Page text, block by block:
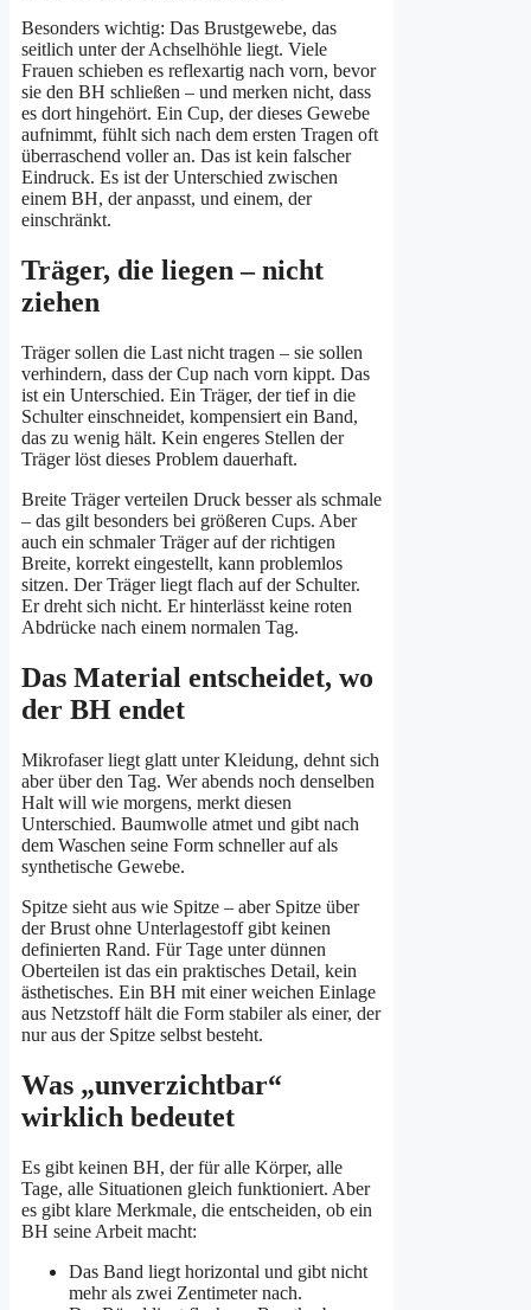
Besonders wichtig: Das Brustgewebe, das
seitlich unter der Achselhöhle liegt. Viele
Frauen schieben es reflexartig nach vorn, bevor
sie den BH schließen – und merken nicht, dass
es dort hingehört. Ein Cup, der dieses Gewebe
aufnimmt, fühlt sich nach dem ersten Tragen oft
überraschend voller an. Das ist kein falscher
Eindruck. Es ist der Unterschied zwischen
einem BH, der anpasst, und einem, der
einschränkt.
Träger, die liegen – nicht
ziehen
Träger sollen die Last nicht tragen – sie sollen
verhindern, dass der Cup nach vorn kippt. Das
ist ein Unterschied. Ein Träger, der tief in die
Schulter einschneidet, kompensiert ein Band,
das zu wenig hält. Kein engeres Stellen der
Träger löst dieses Problem dauerhaft.
Breite Träger verteilen Druck besser als schmale
– das gilt besonders bei größeren Cups. Aber
auch ein schmaler Träger auf der richtigen
Breite, korrekt eingestellt, kann problemlos
sitzen. Der Träger liegt flach auf der Schulter.
Er dreht sich nicht. Er hinterlässt keine roten
Abdrücke nach einem normalen Tag.
Das Material entscheidet, wo
der BH endet
Mikrofaser liegt glatt unter Kleidung, dehnt sich
aber über den Tag. Wer abends noch denselben
Halt will wie morgens, merkt diesen
Unterschied. Baumwolle atmet und gibt nach
dem Waschen seine Form schneller auf als
synthetische Gewebe.
Spitze sieht aus wie Spitze – aber Spitze über
der Brust ohne Unterlagestoff gibt keinen
definierten Rand. Für Tage unter dünnen
Oberteilen ist das ein praktisches Detail, kein
ästhetisches. Ein BH mit einer weichen Einlage
aus Netzstoff hält die Form stabiler als einer, der
nur aus der Spitze selbst besteht.
Was „unverzichtbar“
wirklich bedeutet
Es gibt keinen BH, der für alle Körper, alle
Tage, alle Situationen gleich funktioniert. Aber
es gibt klare Merkmale, die entscheiden, ob ein
BH seine Arbeit macht:
Das Band liegt horizontal und gibt nicht
mehr als zwei Zentimeter nach.